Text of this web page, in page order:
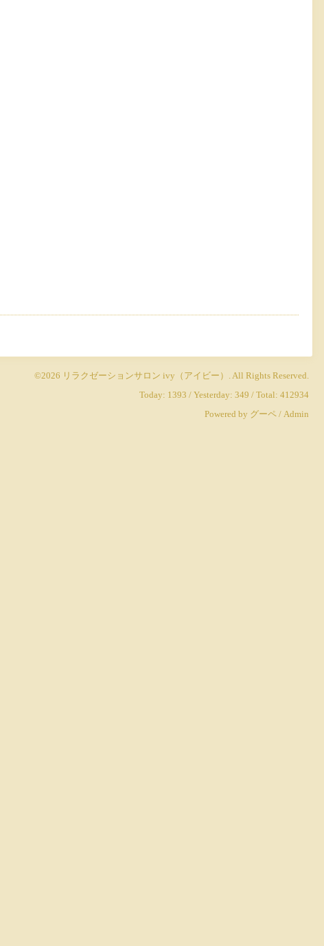
©2026 リラクゼーションサロン ivy（アイビー）
. All Rights Reserved.
Today: 1393 / Yesterday: 349 / Total: 412934
Powered by グーペ / Admin